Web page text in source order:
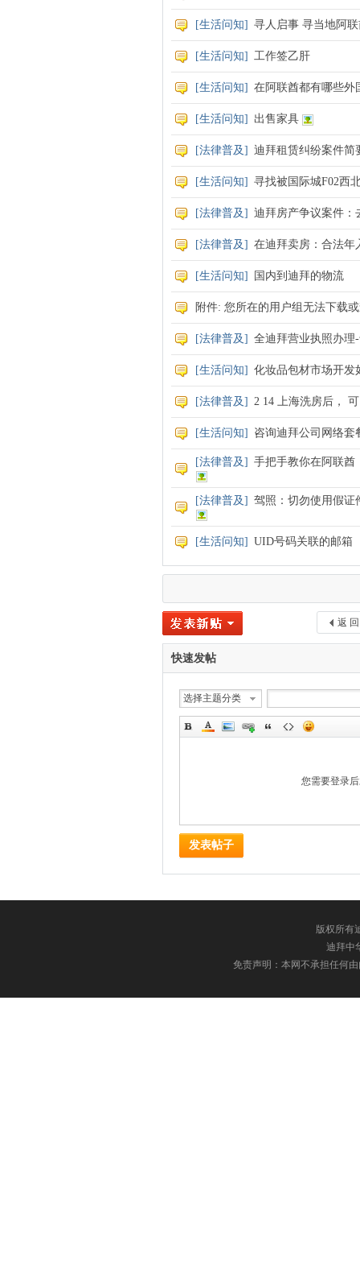
[生活问知] 寻人启事 寻当地阿
[生活问知] 工作签乙肝
[生活问知] 在阿联酋都有哪些外
[生活问知] 出售家具
[法律普及] 迪拜租赁纠纷案件简
[生活问知] 寻找被国际城F02西
[法律普及] 迪拜房产争议案件：
[法律普及] 在迪拜卖房：合法年
[生活问知] 国内到迪拜的物流
附件: 您所在的用户组无法下载
[法律普及] 全迪拜营业执照办理
[生活问知] 化妆品包材市场开发
[法律普及] 2 14 上海洗房后，
[生活问知] 咨询迪拜公司网络套
[法律普及] 手把手教你在阿联酋
[法律普及] 驾照：切勿使用假证
[生活问知] UID号码关联的邮箱
返 回
快速发帖
选择主题分类
您需要登录
发表帖子
版权所有
迪拜中
免责声明：本网不承担任何